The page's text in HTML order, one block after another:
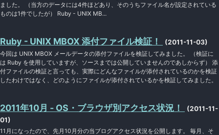
ました。 （当方のデータには4件ほどあり、そのうちファイル名が設定されている
ものは1件でしたが） Ruby - UNIX MB...
Ruby - UNIX MBOX 添付ファイル検証！ (2011-11-03)
今回は UNIX MBOX メールデータの添付ファイルを検証してみました。 （検証に
は Ruby を使用していますが、ソースまでは公開していませんのであしからず） 添
付ファイルの検証と言っても、実際にどんなファイルが添付されているのかを検証
したわけではなく、どのようにファイルが添付されているかを検証してみました。
2011年10月 - OS・ブラウザ別アクセス状況！
(2011-11-
01)
11月になったので、先月10月分の当ブログアクセス状況を公開します。 毎月、そ